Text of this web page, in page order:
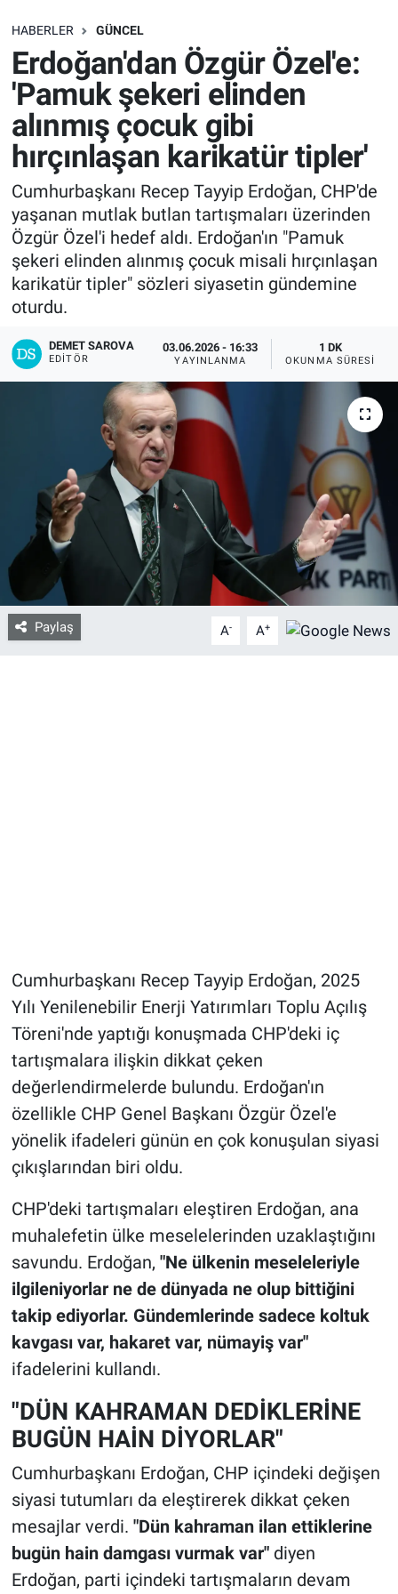
HABERLER GÜNCEL
Erdoğan'dan Özgür Özel'e:
'Pamuk şekeri elinden
alınmış çocuk gibi
hırçınlaşan karikatür tipler'
Cumhurbaşkanı Recep Tayyip Erdoğan, CHP'de
yaşanan mutlak butlan tartışmaları üzerinden
Özgür Özel'i hedef aldı. Erdoğan'ın "Pamuk
şekeri elinden alınmış çocuk misali hırçınlaşan
karikatür tipler" sözleri siyasetin gündemine
oturdu.
DEMET SAROVA
EDITÖR
03.06.2026 - 16:33
YAYINLANMA
1 DK
OKUNMA SÜRESI
Paylaş A- A+
Cumhurbaşkanı Recep Tayyip Erdoğan, 2025
Yılı Yenilenebilir Enerji Yatırımları Toplu Açılış
Töreni'nde yaptığı konuşmada CHP'deki iç
tartışmalara ilişkin dikkat çeken
değerlendirmelerde bulundu. Erdoğan'ın
özellikle CHP Genel Başkanı Özgür Özel'e
yönelik ifadeleri günün en çok konuşulan siyasi
çıkışlarından biri oldu.
CHP'deki tartışmaları eleştiren Erdoğan, ana
muhalefetin ülke meselelerinden uzaklaştığını
savundu. Erdoğan, "Ne ülkenin meseleleriyle
ilgileniyorlar ne de dünyada ne olup bittiğini
takip ediyorlar. Gündemlerinde sadece koltuk
kavgası var, hakaret var, nümayiş var"
ifadelerini kullandı.
"DÜN KAHRAMAN DEDİKLERİNE
BUGÜN HAİN DİYORLAR"
Cumhurbaşkanı Erdoğan, CHP içindeki değişen
siyasi tutumları da eleştirerek dikkat çeken
mesajlar verdi. "Dün kahraman ilan ettiklerine
bugün hain damgası vurmak var"diyen
Erdoğan, parti içindeki tartışmaların devam
SAĞLIK
EKONOMİ
EĞİTİM
ÖZEL HABER
Keşfet
ASTROLOJİ
MANŞET
RESMİ İLANLAR
Bize ulaşın
İletişim/Künye
Yaşam
Gözden Kaçmasın
İletişim (Künye)